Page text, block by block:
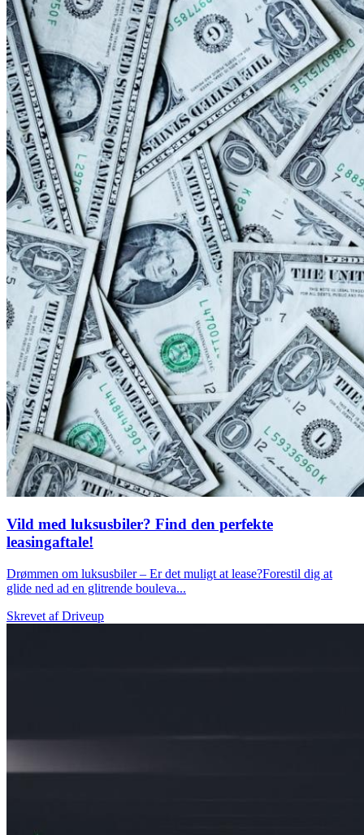
Vild med luksusbiler? Find den perfekte
leasingaftale!
Drømmen om luksusbiler – Er det muligt at lease?Forestil dig at
glide ned ad en glitrende bouleva...
Skrevet afDriveup